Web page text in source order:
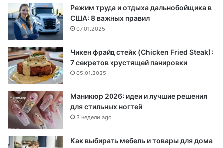
Режим труда и отдыха дальнобойщика в
США: 8 важных правил
07.01.2025
Чикен фрайд стейк (Chicken Fried Steak):
7 секретов хрустящей панировки
05.01.2025
Маникюр 2026: идеи и лучшие решения
для стильных ногтей
3 недели ago
Как выбирать мебель и товары для дома